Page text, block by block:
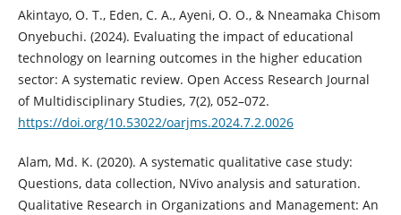
Akintayo, O. T., Eden, C. A., Ayeni, O. O., & Nneamaka Chisom
Onyebuchi. (2024). Evaluating the impact of educational
technology on learning outcomes in the higher education
sector: A systematic review. Open Access Research Journal
of Multidisciplinary Studies, 7(2), 052–072.
https://doi.org/10.53022/oarjms.2024.7.2.0026
Alam, Md. K. (2020). A systematic qualitative case study:
Questions, data collection, NVivo analysis and saturation.
Qualitative Research in Organizations and Management: An